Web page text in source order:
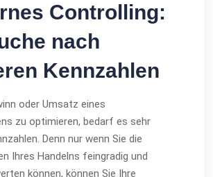
Controlling:
nach
Kennzahlen
oder Umsatz eines
zu optimieren, bedarf es sehr
Denn nur wenn Sie die
Ihres Handelns feingradig und
können, können Sie Ihre